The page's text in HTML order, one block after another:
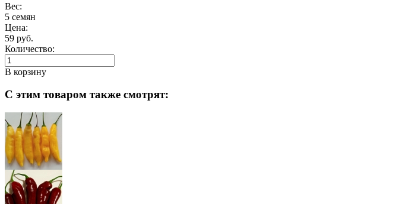
Вес:
5 семян
Цена:
59 руб.
Количество:
В корзину
С этим товаром также смотрят: